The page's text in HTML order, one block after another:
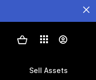
Sell Assets